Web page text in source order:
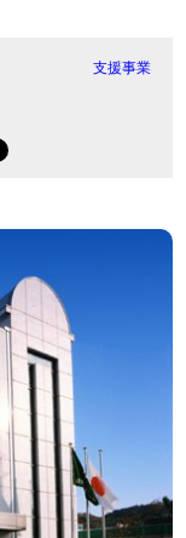
支援事業